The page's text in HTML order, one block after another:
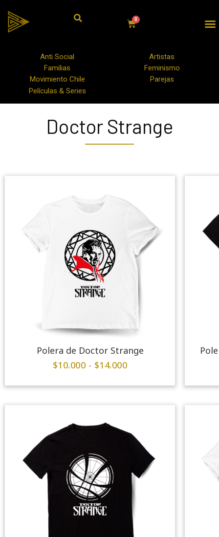
Anti Social
Artistas
Familias
Feminismo
Movimiento Chile
Parejas
Películas & Series
Doctor Strange
Polera de Doctor Strange
$10.000 - $14.000